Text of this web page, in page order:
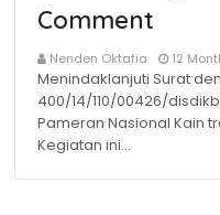
Comment
Nenden Oktafia 12
Menindaklanjuti Surat
400/14/110/00426/
Pameran Nasional Kain
Kegiatan ini…